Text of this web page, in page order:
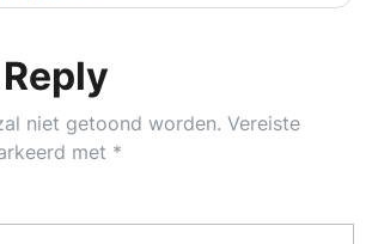
niet getoond worden. Vereiste
met *